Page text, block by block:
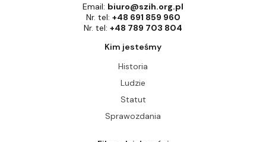
Email: biuro@szih.org.pl
Nr. tel: +48 691 859 960
Nr. tel: +48 789 703 804
Kim jesteśmy
Historia
Ludzie
Statut
Sprawozdania